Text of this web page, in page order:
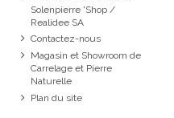
Solenpierre 'Shop /
Realidee SA
Contactez-nous
Magasin et Showroom de
Carrelage et Pierre
Naturelle
Plan du site